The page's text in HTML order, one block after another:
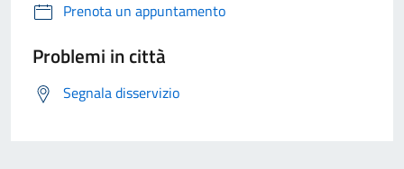
Prenota un appuntamento
Problemi in città
Segnala disservizio